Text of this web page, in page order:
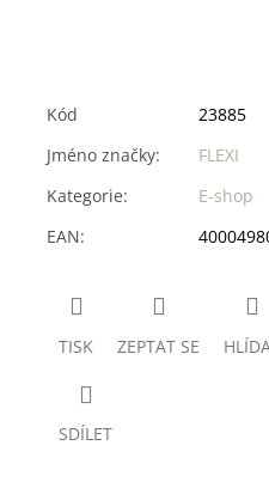
Kód
23885
Jméno značky:
FLEXI
Kategorie:
E-shop
EAN:
TISK ZEPTAT SE
SDÍLET